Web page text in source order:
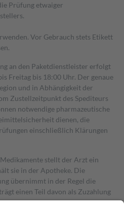
Prüfung etwaiger
Vor Gebrauch stets Etikett
an den Paketdienstleister erfolgt
Freitag bis 18:00 Uhr. Der genaue
und in Abhängigkeit der
Zustellzeitpunkt des Spediteurs
notwendige pharmazeutische
dienen, die
einschließlich Klärungen
stellt der Arzt ein
sie in der Apotheke. Die
übernimmt in der Regel die
einen Teil davon als Zuzahlung